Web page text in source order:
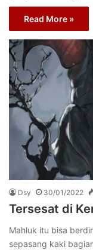
Read More »
Dsy 30/01/2022
Tersesat di
Mahluk itu bisa
sepasang kaki